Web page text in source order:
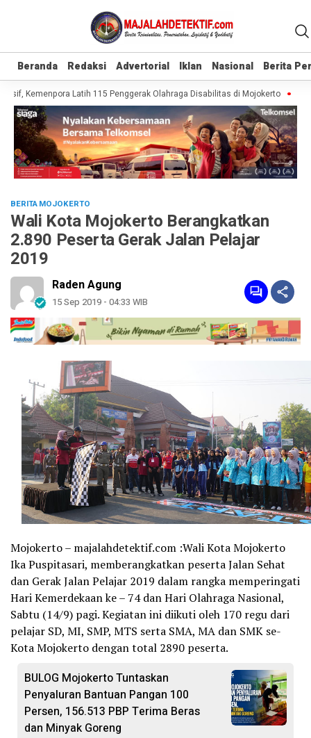
Beranda Redaksi Advertorial Iklan Nasional Berita
Beranda Redaksi Advertorial Iklan Nasional Berita
Kemenpora Latih 115 Penggerak Olahraga Disabilitas di Mojokerto
BERITA MOJOKERTO
Wali Kota Mojokerto Berangkatkan
2.890 Peserta Gerak Jalan Pelajar
2019
Raden Agung
15 Sep 2019 - 04:33 WIB
Mojokerto – majalahdetektif.com :Wali Kota Mojokerto
Ika Puspitasari, memberangkatkan peserta Jalan Sehat
dan Gerak Jalan Pelajar 2019 dalam rangka memperingati
Hari Kemerdekaan ke – 74 dan Hari Olahraga Nasional,
Sabtu (14/9) pagi. Kegiatan ini diikuti oleh 170 regu dari
pelajar SD, MI, SMP, MTS serta SMA, MA dan SMK se-
Kota Mojokerto dengan total 2890 peserta.
BULOG Mojokerto Tuntaskan
Penyaluran Bantuan Pangan 100
Persen, 156.513 PBP Terima Beras
dan Minyak Goreng